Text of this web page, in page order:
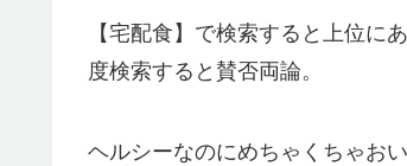
【宅配食】で検索すると上位に
度検索すると賛否両論。
ヘルシーなのにめちゃくちゃお